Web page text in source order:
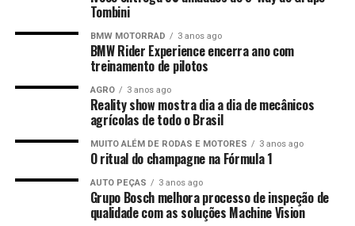
Tombini
BMW MOTORRAD 3 anos ago
BMW Rider Experience encerra ano com
treinamento de pilotos
AGRO 3 anos ago
Reality show mostra dia a dia de mecânicos
agrícolas de todo o Brasil
MUITO ALÉM DE RODAS E MOTORES 3 anos ago
O ritual do champagne na Fórmula 1
AUTO PEÇAS 3 anos ago
Grupo Bosch melhora processo de inspeção de
qualidade com as soluções Machine Vision